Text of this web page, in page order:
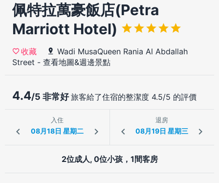
佩特拉萬豪飯店(Petra
Marriott Hotel)
收藏
Wadi MusaQueen Rania Al Abdallah
Street - 查看地圖&週邊景點
4.4/5 非常好旅客給了住宿的整潔度 4.5/5 的評價
入住 退房
2位成人, 0位小孩，1間客房